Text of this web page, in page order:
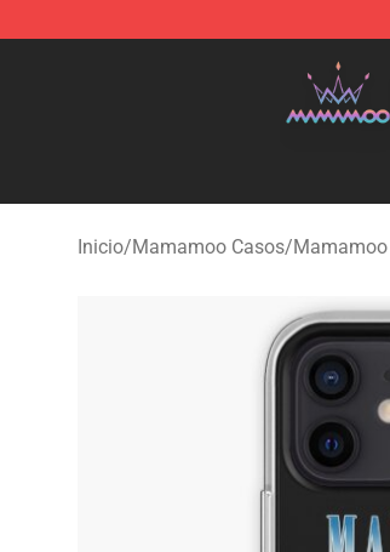
Mamamoo Store - Official
Inicio/Mamamoo Casos/